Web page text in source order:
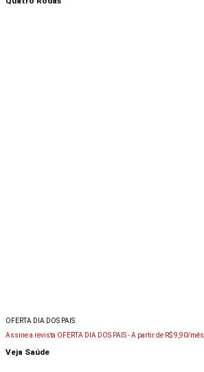
OFERTA DIA DOS PAIS
Assine a revista OFERTA DIA DOS PAIS -A partir de R$ 9,90/mês
Veja Saúde